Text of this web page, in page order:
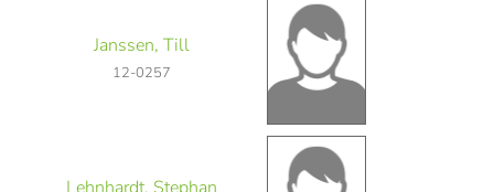
Janssen, Till
12-0257